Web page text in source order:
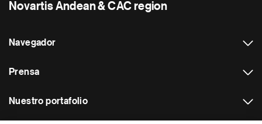
Novartis Andean & CAC region
Navegador
Prensa
Nuestro portafolio